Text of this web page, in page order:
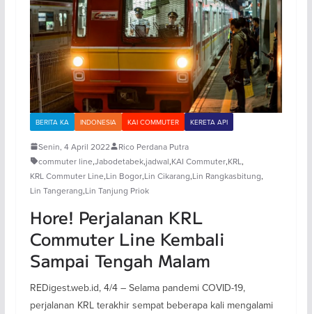
BERITA KA INDONESIA KAI COMMUTER KERETA API
Senin, 4 April 2022
Rico Perdana Putra
commuter line,Jabodetabek,jadwal,KAI Commuter,KRL,
KRL Commuter Line,Lin Bogor,Lin Cikarang,Lin Rangkasbitung,
Lin Tangerang,Lin Tanjung Priok
Hore! Perjalanan KRL
Commuter Line Kembali
Sampai Tengah Malam
REDigest.web.id, 4/4 – Selama pandemi COVID-19,
perjalanan KRL terakhir sempat beberapa kali mengalami